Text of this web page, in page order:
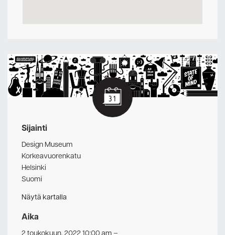
Sijainti
Design Museum
Korkeavuorenkatu
Helsinki
Suomi
Näytä kartalla
Aika